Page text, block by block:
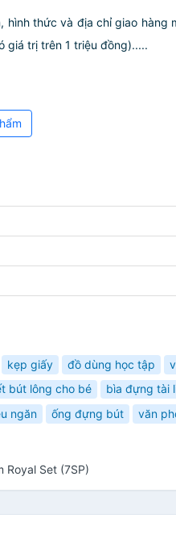
thức và địa chỉ giao
giá trị trên 1 triệu đồng).....
kẹp giấy đồ dùng học tập
bút lông cho bé bìa đựng tài
ngăn ống đựng bút
văn
Royal Set (7SP)